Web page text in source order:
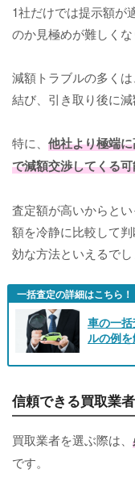
1社だけでは提示額が
のか見極めが難しくな
減額トラブルの多く
結び、引き取り後に減
特に、 他社より極端
で減額交渉してくる
査定額が高いからと
額を冷静に比較して
効な方法といえるでし
一括査定の詳細はこちら！
車の一
ルの例
信頼できる買取業
買取業者を選ぶ際は、
です。